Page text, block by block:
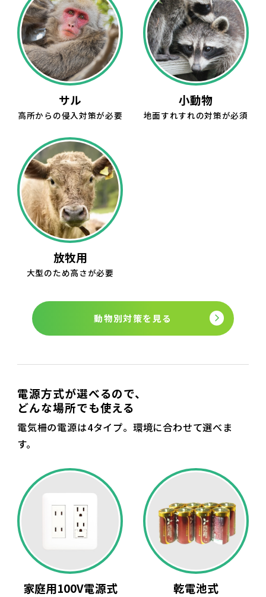
サル
高所からの侵入対策が必要
小動物
地面すれすれの対策が必須
放牧用
大型のため高さが必要
動物別対策を見る
電源方式が選べるので、
どんな場所でも使える
電気柵の電源は4タイプ。環境に合わせて選べま
す。
家庭用100V電源式 乾電池式